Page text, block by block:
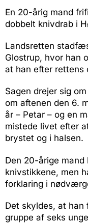
En 20-årig mand
dobbelt knivdrab i
Landsretten
Glostrup, hvor han
at han efter rettens
Sagen drejer sig
om aftenen den 6.
år – Petar – og en
mistede livet efter
brystet og i halsen.
Den 20-årige
knivstikkene, men
forklaring i
Det skyldes, at
gruppe af seks